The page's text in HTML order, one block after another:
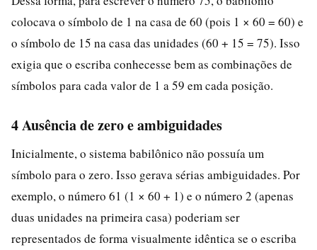
colocava o símbolo de 1 na casa de 60 (pois 1 × 60 = 60) e
o símbolo de 15 na casa das unidades (60 + 15 = 75). Isso
exigia que o escriba conhecesse bem as combinações de
símbolos para cada valor de 1 a 59 em cada posição.
4 Ausência de zero e ambiguidades
Inicialmente, o sistema babilônico não possuía um
símbolo para o zero. Isso gerava sérias ambiguidades. Por
exemplo, o número 61 (1 × 60 + 1) e o número 2 (apenas
duas unidades na primeira casa) poderiam ser
representados de forma visualmente idêntica se o escriba